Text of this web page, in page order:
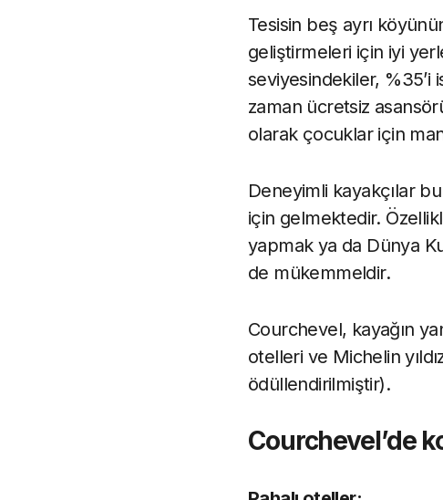
Tesisin beş ayrı
geliştirmeleri için iyi
seviyesindekiler, %35’i
zaman ücretsiz
olarak çocuklar için
Deneyimli kayakçılar
için gelmektedir.
yapmak ya da Dünya
de mükemmeldir.
Courchevel, kayağın
otelleri ve Michelin
ödüllendirilmiştir).
Courchevel’de